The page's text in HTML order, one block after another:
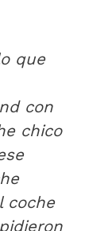
que
con
chico
coche